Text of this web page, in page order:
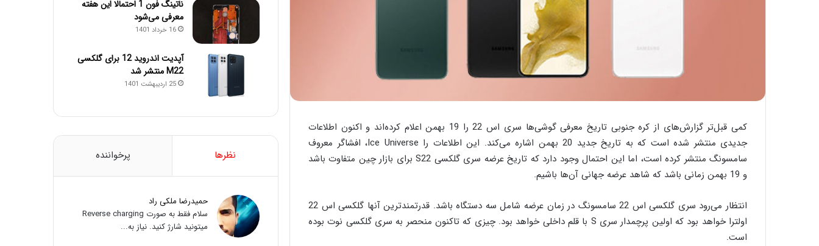
کمی قبل‌تر گزارش‌های از کره جنوبی تاریخ معرفی گوشی‌ها سری اس 22 را 19 بهمن اعلام کرده‌اند و اکنون اطلاعات
جدیدی منتشر شده است که به تاریخ جدید 20 بهمن اشاره می‌کند. این اطلاعات را Ice Universe، افشاگر معروف
سامسونگ منتشر کرده است، اما این احتمال وجود دارد که تاریخ عرضه سری گلکسی S22 برای بازار چین متفاوت باشد
و 19 بهمن زمانی باشد که شاهد عرضه جهانی آن‌ها باشیم.
انتظار می‌رود سری گلکسی اس 22 سامسونگ در زمان عرضه شامل سه دستگاه باشد. قدرتمندترین آنها گلکسی اس 22
اولترا خواهد بود که اولین پرچمدار سری S با قلم داخلی خواهد بود. چیزی که تاکنون منحصر به سری گلکسی نوت بوده
است.
ناتینگ فون 1 احتمالا این هفته
معرفی می‌شود
16 خرداد 1401
آپدیت اندروید 12 برای گلکسی
M22 منتشر شد
25 اردیبهشت 1401
نظرها پرخواننده
حمیدرضا ملکی راد
سلام فقط به صورت Reverse charging
میتونید شارژ کنید. نیاز به...